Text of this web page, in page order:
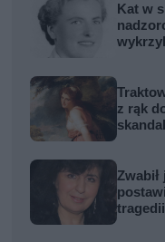
Kat w
z rąk